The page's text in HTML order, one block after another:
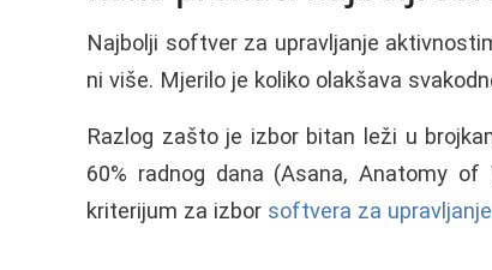
Najbolji softver za upravljanje
ni više. Mjerilo je koliko olakšava
Razlog zašto je izbor bitan leži u
60% radnog dana (Asana, Anatomy
kriterijum za izbor softvera za